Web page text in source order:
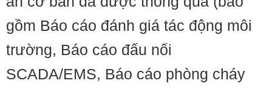
gồm Báo cáo đánh giá tác động môi
trường, Báo cáo đấu nối
SCADA/EMS, Báo cáo phòng cháy